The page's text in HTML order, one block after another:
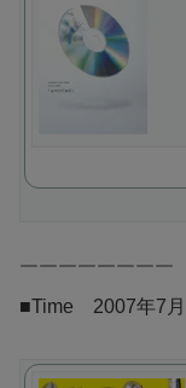
￣￣￣￣￣￣￣￣
■Time 2007年7